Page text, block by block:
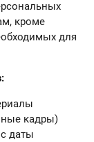
кроме
для
кадры)
даты